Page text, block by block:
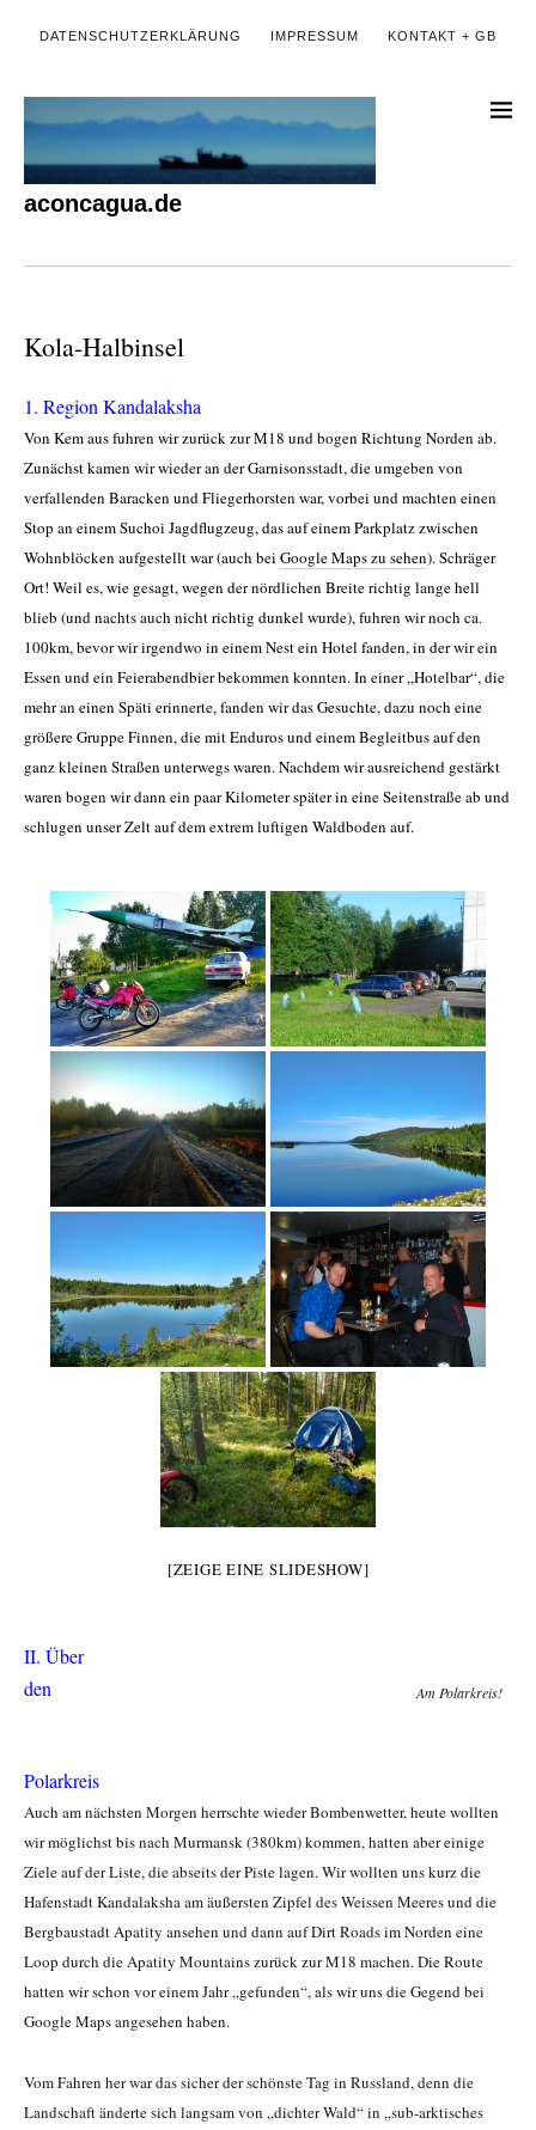
DATENSCHUTZERKLÄRUNG IMPRESSUM KONTAKT + GB
aconcagua.de
Kola-Halbinsel
1. Region Kandalaksha
Von Kem aus fuhren wir zurück zur M18 und bogen Richtung Norden ab.
Zunächst kamen wir wieder an der Garnisonsstadt, die umgeben von
verfallenden Baracken und Fliegerhorsten war, vorbei und machten einen
Stop an einem Suchoi Jagdflugzeug, das auf einem Parkplatz zwischen
Wohnblöcken aufgestellt war (auch bei Google Maps zu sehen). Schräger
Ort! Weil es, wie gesagt, wegen der nördlichen Breite richtig lange hell
blieb (und nachts auch nicht richtig dunkel wurde), fuhren wir noch ca.
100km, bevor wir irgendwo in einem Nest ein Hotel fanden, in der wir ein
Essen und ein Feierabendbier bekommen konnten. In einer „Hotelbar“, die
mehr an einen Späti erinnerte, fanden wir das Gesuchte, dazu noch eine
größere Gruppe Finnen, die mit Enduros und einem Begleitbus auf den
ganz kleinen Straßen unterwegs waren. Nachdem wir ausreichend gestärkt
waren bogen wir dann ein paar Kilometer später in eine Seitenstraße ab und
schlugen unser Zelt auf dem extrem luftigen Waldboden auf.
[ZEIGE EINE SLIDESHOW]
Am Polarkreis!
II. Über
den
Polarkreis
Auch am nächsten Morgen herrschte wieder Bombenwetter, heute wollten
wir möglichst bis nach Murmansk (380km) kommen, hatten aber einige
Ziele auf der Liste, die abseits der Piste lagen. Wir wollten uns kurz die
Hafenstadt Kandalaksha am äußersten Zipfel des Weissen Meeres und die
Bergbaustadt Apatity ansehen und dann auf Dirt Roads im Norden eine
Loop durch die Apatity Mountains zurück zur M18 machen. Die Route
hatten wir schon vor einem Jahr „gefunden“, als wir uns die Gegend bei
Google Maps angesehen haben.
Vom Fahren her war das sicher der schönste Tag in Russland, denn die
Landschaft änderte sich langsam von „dichter Wald“ in „sub-arktisches